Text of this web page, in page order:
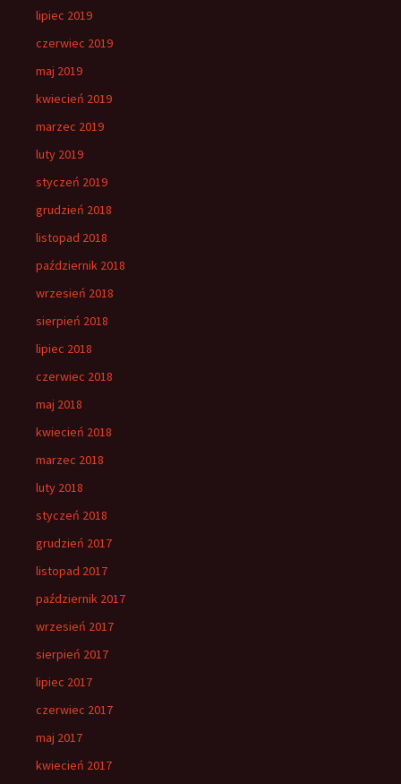
lipiec 2019
czerwiec 2019
maj 2019
kwiecień 2019
marzec 2019
luty 2019
styczeń 2019
grudzień 2018
listopad 2018
październik 2018
wrzesień 2018
sierpień 2018
lipiec 2018
czerwiec 2018
maj 2018
kwiecień 2018
marzec 2018
luty 2018
styczeń 2018
grudzień 2017
listopad 2017
październik 2017
wrzesień 2017
sierpień 2017
lipiec 2017
czerwiec 2017
maj 2017
kwiecień 2017